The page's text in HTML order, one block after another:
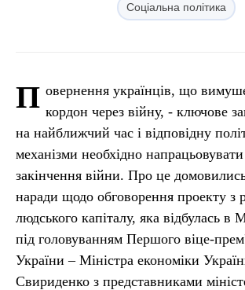
Соціальна політика
П овернення українців, що
кордон через війну, - ключове
на найближчий час і відповідну
механізми необхідно
закінчення війни. Про це
наради щодо обговорення проекту з
людського капіталу, яка відбулась в
під головуванням Першого віце-
України – Міністра економіки
Свириденко з представниками